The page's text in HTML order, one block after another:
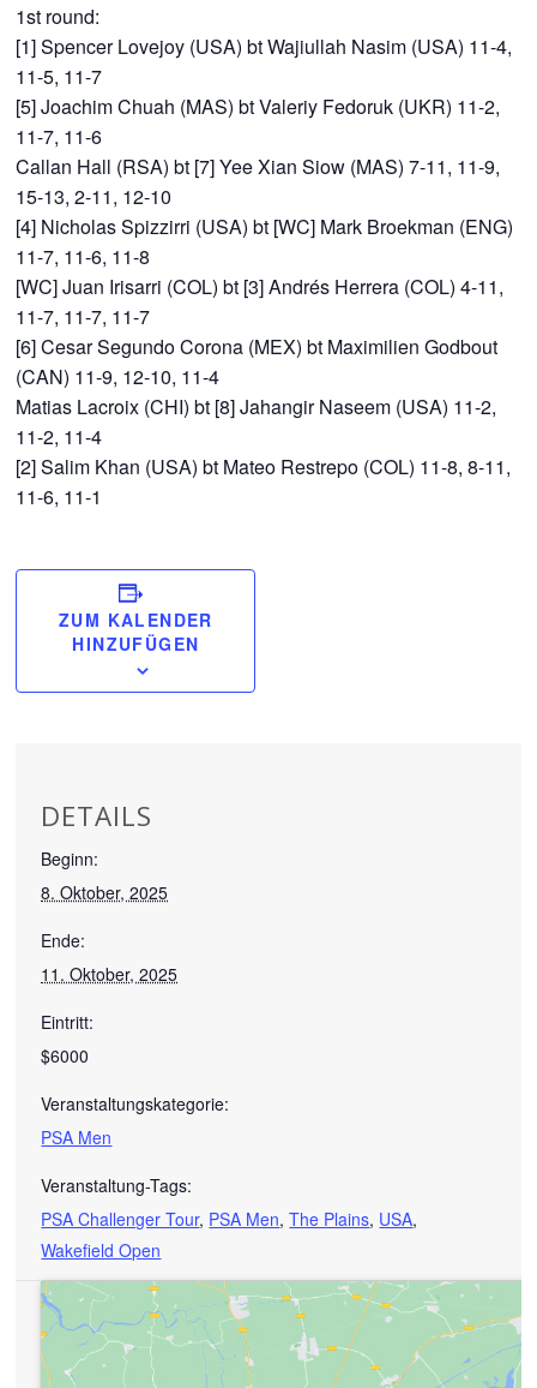
1st round:
[1] Spencer Lovejoy (USA) bt Wajiullah Nasim (USA) 11-4,
11-5, 11-7
[5] Joachim Chuah (MAS) bt Valeriy Fedoruk (UKR) 11-2,
11-7, 11-6
Callan Hall (RSA) bt [7] Yee Xian Siow (MAS) 7-11, 11-9,
15-13, 2-11, 12-10
[4] Nicholas Spizzirri (USA) bt [WC] Mark Broekman (ENG)
11-7, 11-6, 11-8
[WC] Juan Irisarri (COL) bt [3] Andrés Herrera (COL) 4-11,
11-7, 11-7, 11-7
[6] Cesar Segundo Corona (MEX) bt Maximilien Godbout
(CAN) 11-9, 12-10, 11-4
Matias Lacroix (CHI) bt [8] Jahangir Naseem (USA) 11-2,
11-2, 11-4
[2] Salim Khan (USA) bt Mateo Restrepo (COL) 11-8, 8-11,
11-6, 11-1
ZUM KALENDER
HINZUFÜGEN
DETAILS
Beginn:
8. Oktober, 2025
Ende:
11. Oktober, 2025
Eintritt:
$6000
Veranstaltungskategorie:
PSA Men
Veranstaltung-Tags:
PSA Challenger Tour, PSA Men,The Plains, USA,
Wakefield Open